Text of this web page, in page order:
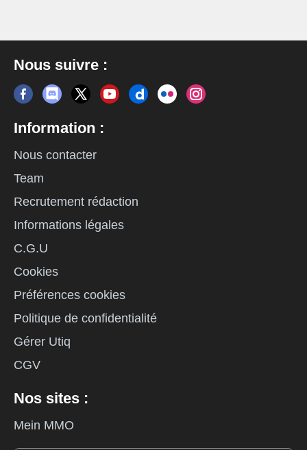
Nous suivre :
Information :
Nous contacter
Team
Recrutement rédaction
Informations légales
C.G.U
Cookies
Préférences cookies
Politique de confidentialité
Gérer Utiq
CGV
Nos sites :
Mein MMO